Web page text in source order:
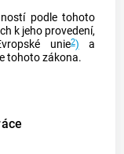
podle tohoto
k jeho provedení,
unie2) a
tohoto zákona.